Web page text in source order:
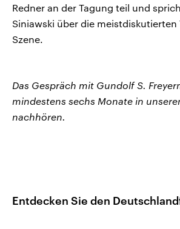
Redner an der Tagung teil und
Siniawski über die meistdiskutierten
Szene.
Das Gespräch mit Gundolf S.
mindestens sechs Monate in
nachhören.
Entdecken Sie den